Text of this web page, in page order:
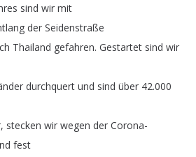
sind wir mit
der Seidenstraße
Thailand gefahren. Gestartet sind wir
durchquert und sind über 42.000
, stecken wir wegen der Corona-
fest